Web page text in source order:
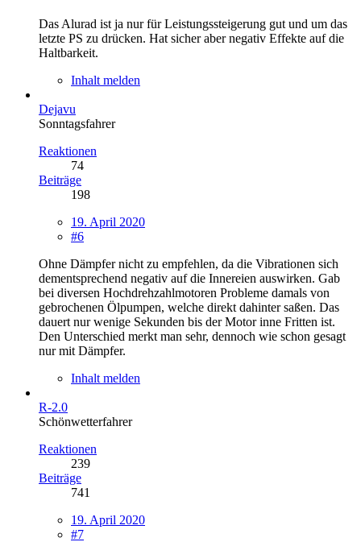
Das Alurad ist ja nur für Leistungssteigerung gut und um das
letzte PS zu drücken. Hat sicher aber negativ Effekte auf die
Haltbarkeit.
Inhalt melden
Dejavu
Sonntagsfahrer
Reaktionen
74
Beiträge
198
19. April 2020
#6
Ohne Dämpfer nicht zu empfehlen, da die Vibrationen sich
dementsprechend negativ auf die Innereien auswirken. Gab
bei diversen Hochdrehzahlmotoren Probleme damals von
gebrochenen Ölpumpen, welche direkt dahinter saßen. Das
dauert nur wenige Sekunden bis der Motor inne Fritten ist.
Den Unterschied merkt man sehr, dennoch wie schon gesagt
nur mit Dämpfer.
Inhalt melden
R-2.0
Schönwetterfahrer
Reaktionen
239
Beiträge
741
19. April 2020
#7